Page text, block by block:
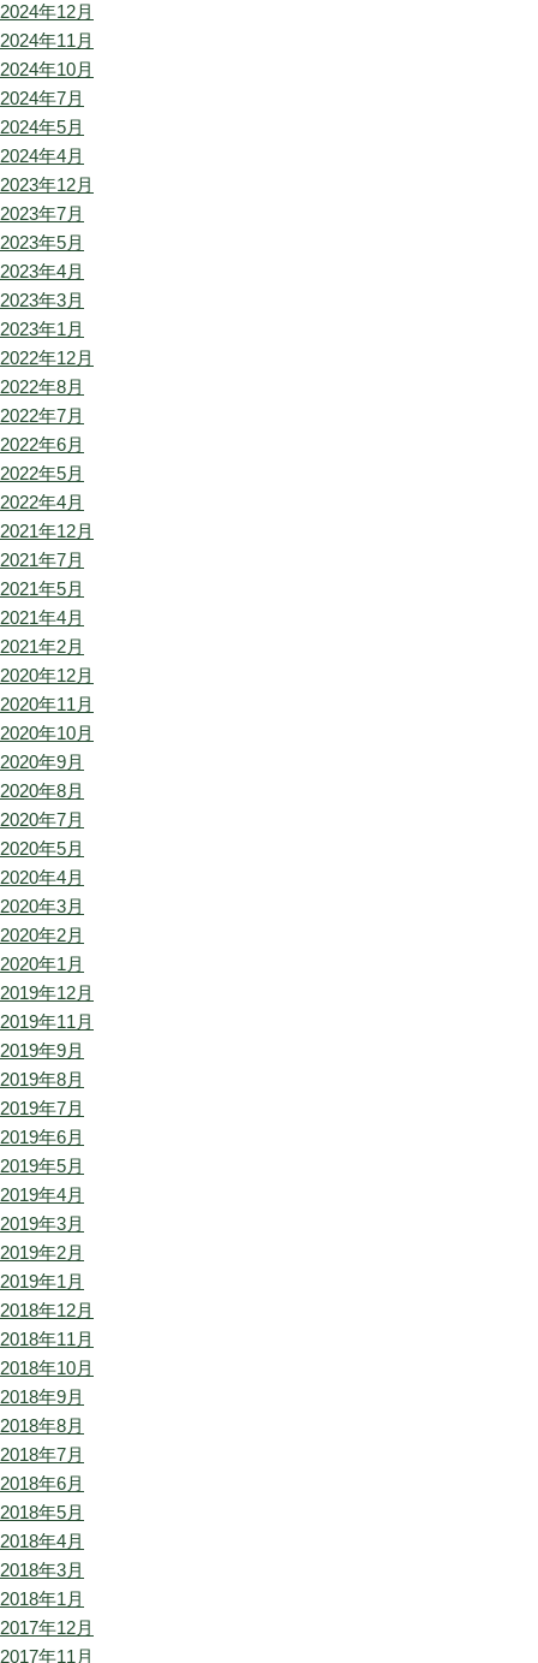
2024年12月
2024年11月
2024年10月
2024年7月
2024年5月
2024年4月
2023年12月
2023年7月
2023年5月
2023年4月
2023年3月
2023年1月
2022年12月
2022年8月
2022年7月
2022年6月
2022年5月
2022年4月
2021年12月
2021年7月
2021年5月
2021年4月
2021年2月
2020年12月
2020年11月
2020年10月
2020年9月
2020年8月
2020年7月
2020年5月
2020年4月
2020年3月
2020年2月
2020年1月
2019年12月
2019年11月
2019年9月
2019年8月
2019年7月
2019年6月
2019年5月
2019年4月
2019年3月
2019年2月
2019年1月
2018年12月
2018年11月
2018年10月
2018年9月
2018年8月
2018年7月
2018年6月
2018年5月
2018年4月
2018年3月
2018年1月
2017年12月
2017年11月